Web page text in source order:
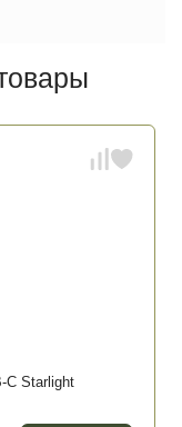
Starlight